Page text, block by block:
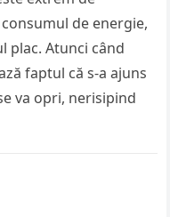
de energie,
plac. Atunci când
faptul că s-a ajuns
va opri, nerisipind